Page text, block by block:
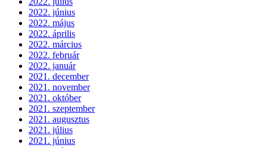
2022. június
2022. május
2022. április
2022. március
2022. február
2022. január
2021. december
2021. november
2021. október
2021. szeptember
2021. augusztus
2021. július
2021. június